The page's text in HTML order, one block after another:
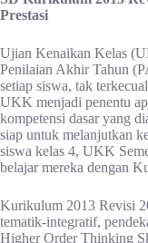
Prestasi
Ujian Kenaikan Kelas
Penilaian Akhir Tahun
setiap siswa, tak
UKK menjadi penentu
kompetensi dasar yang
siap untuk melanjutkan
siswa kelas 4, UKK
belajar mereka dengan
Kurikulum 2013 Revisi
tematik-integratif,
Higher Order Thinking